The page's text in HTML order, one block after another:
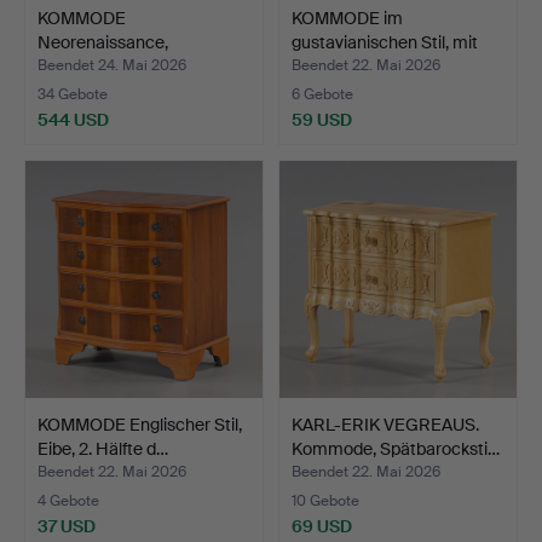
KOMMODE
Neorenaissance,
Nussbaum, spätes 1…
Beendet 24. Mai 2026
34 Gebote
544 USD
KOMMODE im
gustavianischen Stil, mit
Stein…
Beendet 22. Mai 2026
6 Gebote
59 USD
KOMMODE Englischer Stil,
Eibe, 2. Hälfte d…
Beendet 22. Mai 2026
4 Gebote
37 USD
KARL-ERIK VEGREAUS.
Kommode, Spätbarocksti…
Beendet 22. Mai 2026
10 Gebote
69 USD